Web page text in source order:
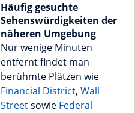
Häufig gesuchte
Sehenswürdigkeiten der
näheren Umgebung
Nur wenige Minuten
entfernt findet man
berühmte Plätzen wie
Financial District, Wall
Streetsowie Federal